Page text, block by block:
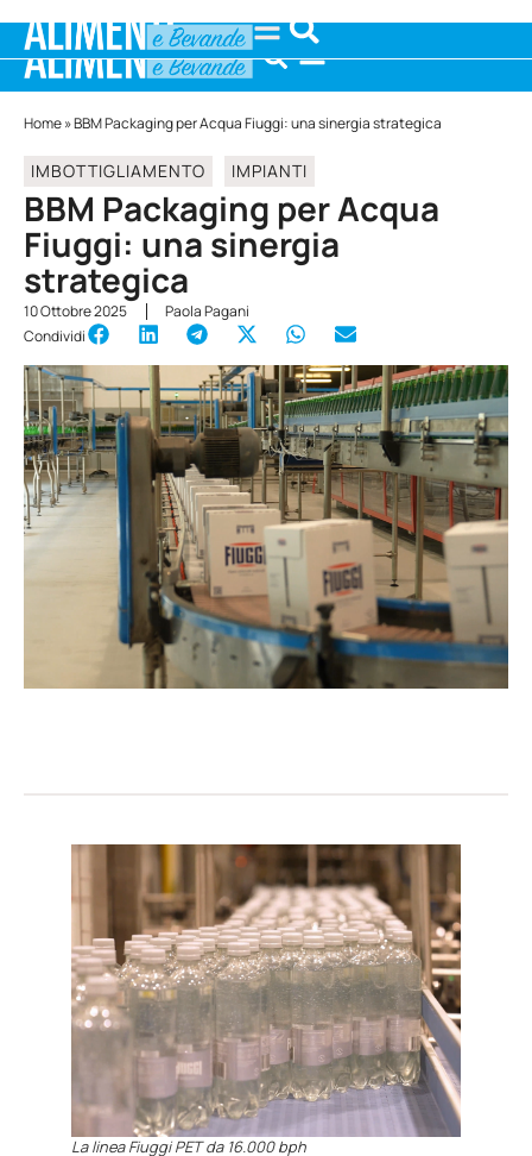
Home»BBM Packaging per Acqua Fiuggi: una sinergia strategica
IMBOTTIGLIAMENTO IMPIANTI
BBM Packaging per Acqua
Fiuggi: una sinergia
strategica
10 Ottobre 2025
Paola Pagani
Condividi
La linea Fiuggi PET da 16.000 bph